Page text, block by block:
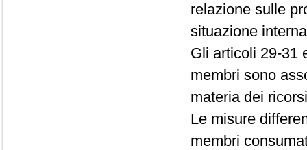
relazione sulle
situazione
Gli articoli 29-31
membri sono
materia dei
Le misure
membri